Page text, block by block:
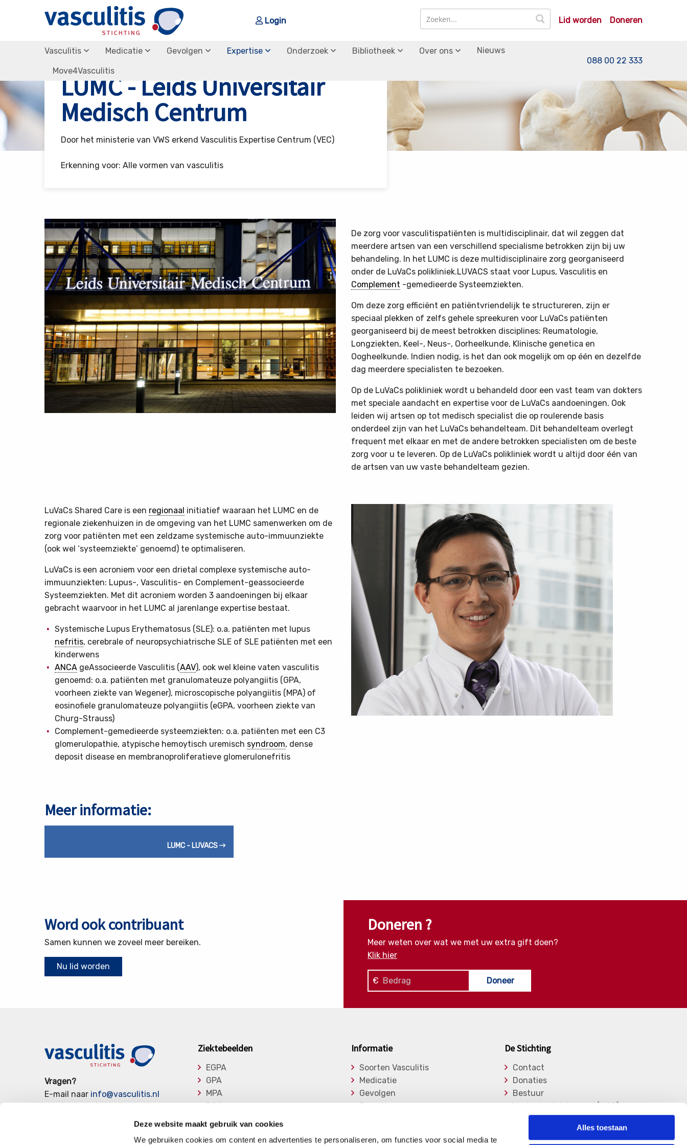
Deze website maakt gebruik van cookies
We gebruiken cookies om content en advertenties te personaliseren, om functies voor social media te
Alles toestaan
Login
Zoek
Lid worden Doneren
Vasculitis Medicatie Gevolgen Expertise Onderzoek Bibliotheek Over ons Nieuws
Move4Vasculitis
088 00 22 333
LUMC - Leids Universitair
Medisch Centrum
Door het ministerie van VWS erkend Vasculitis Expertise Centrum (VEC)
Erkenning voor: Alle vormen van vasculitis
De zorg voor vasculitispatiënten is multidisciplinair, dat wil zeggen dat
meerdere artsen van een verschillend specialisme betrokken zijn bij uw
behandeling. In het LUMC is deze multidisciplinaire zorg georganiseerd
onder de LuVaCs polikliniek.LUVACS staat voor Lupus, Vasculitis en
Complement -gemedieerde Systeemziekten.
Om deze zorg efficiënt en patiëntvriendelijk te structureren, zijn er
speciaal plekken of zelfs gehele spreekuren voor LuVaCs patiënten
georganiseerd bij de meest betrokken disciplines: Reumatologie,
Longziekten, Keel-, Neus-, Oorheelkunde, Klinische genetica en
Oogheelkunde. Indien nodig, is het dan ook mogelijk om op één en dezelfde
dag meerdere specialisten te bezoeken.
Op de LuVaCs polikliniek wordt u behandeld door een vast team van dokters
met speciale aandacht en expertise voor de LuVaCs aandoeningen. Ook
leiden wij artsen op tot medisch specialist die op roulerende basis
onderdeel zijn van het LuVaCs behandelteam. Dit behandelteam overlegt
frequent met elkaar en met de andere betrokken specialisten om de beste
zorg voor u te leveren. Op de LuVaCs polikliniek wordt u altijd door één van
de artsen van uw vaste behandelteam gezien.
LuVaCs Shared Care is een regionaal initiatief waaraan het LUMC en de
regionale ziekenhuizen in de omgeving van het LUMC samenwerken om de
zorg voor patiënten met een zeldzame systemische auto-immuunziekte
(ook wel ‘systeemziekte’ genoemd) te optimaliseren.
LuVaCs is een acroniem voor een drietal complexe systemische auto-
immuunziekten: Lupus-, Vasculitis- en Complement-geassocieerde
Systeemziekten. Met dit acroniem worden 3 aandoeningen bij elkaar
gebracht waarvoor in het LUMC al jarenlange expertise bestaat.
Systemische Lupus Erythematosus (SLE): o.a. patiënten met lupus
nefritis, cerebrale of neuropsychiatrische SLE of SLE patiënten met een
kinderwens
ANCA geAssocieerde Vasculitis (AAV), ook wel kleine vaten vasculitis
genoemd: o.a. patiënten met granulomateuze polyangiitis (GPA,
voorheen ziekte van Wegener), microscopische polyangiitis (MPA) of
eosinofiele granulomateuze polyangiitis (eGPA, voorheen ziekte van
Churg-Strauss)
Complement-gemedieerde systeemziekten: o.a. patiënten met een C3
glomerulopathie, atypische hemoytisch uremisch syndroom, dense
deposit disease en membranoproliferatieve glomerulonefritis
Meer informatie:
LUMC - LUVACS
over
Word ook contribuant
Samen kunnen we zoveel meer bereiken.
Nu lid worden
Doneren ?
Meer weten over wat we met uw extra gift doen?
Klik hier
€ Doneer
Vragen?
E-mail naar info@vasculitis.nl
Elke werkdag van 10:00 – 17:00
Ziektebeelden
EGPA
GPA
MPA
RCA
Takayasu
Overige Vasculitiden
Informatie
Soorten Vasculitis
Medicatie
Gevolgen
Expertise
De Stichting
Contact
Donaties
Bestuur
Medische Adviesraad (MAR)
Lid worden
Over de stichting